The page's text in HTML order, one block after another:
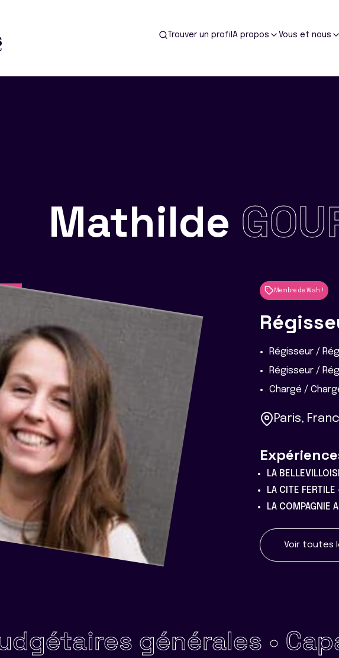
Trouver un profil A propos Vous et nous
Mathilde
Membre de Wah !
Régisseur /
Régisseur /
Chargé /
Paris,
LA
LA CITE FERTILE
LA COMPAGNIE
Voir toutes
générales •